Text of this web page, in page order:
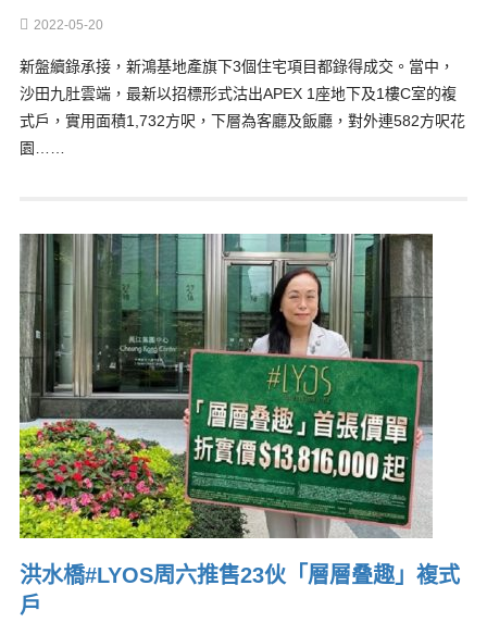
2022-05-20
新盤續錄承接，新鴻基地產旗下3個住宅項目都錄得成交。當中，
沙田九肚雲端，最新以招標形式沽出APEX 1座地下及1樓C室的複
式戶，實用面積1,732方呎，下層為客廳及飯廳，對外連582方呎花
園……
洪水橋#LYOS周六推售23伙「層層叠趣」複式
戶